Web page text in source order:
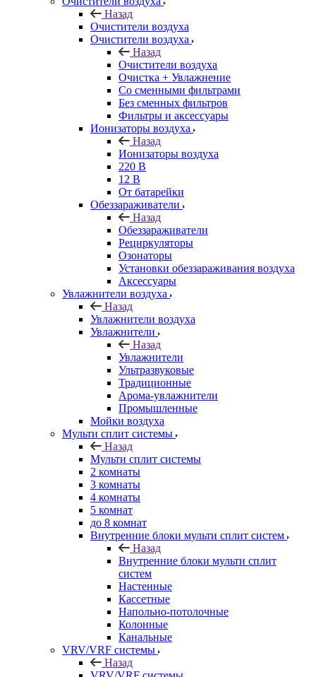
Назад
Очистители воздуха
Очистители воздуха
Назад
Очистители воздуха
Очистка + Увлажнение
Cо сменными фильтрами
Без сменных фильтров
Фильтры и аксессуары
Ионизаторы воздуха
Назад
Ионизаторы воздуха
220 В
12 В
От батарейки
Обеззараживатели
Назад
Обеззараживатели
Рециркуляторы
Озонаторы
Установки обеззараживания воздуха
Аксессуары
Увлажнители воздуха
Назад
Увлажнители воздуха
Увлажнители
Назад
Увлажнители
Ультразвуковые
Традиционные
Арома-увлажнители
Промышленные
Мойки воздуха
Мульти сплит системы
Назад
Мульти сплит системы
2 комнаты
3 комнаты
4 комнаты
5 комнат
до 8 комнат
Внутренние блоки мульти сплит систем
Назад
Внутренние блоки мульти сплит
систем
Настенные
Кассетные
Напольно-потолочные
Колонные
Канальные
VRV/VRF системы
Назад